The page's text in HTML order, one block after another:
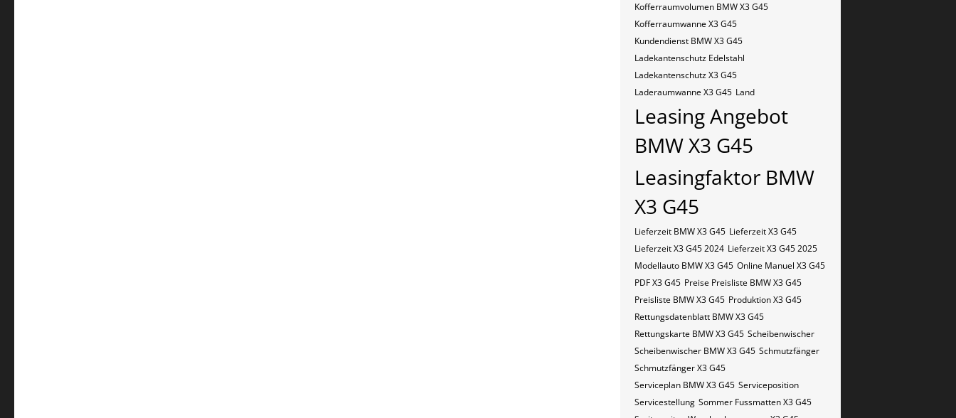
Kofferraumvolumen BMW X3 G45
Kofferraumwanne X3 G45
Kundendienst BMW X3 G45
Ladekantenschutz Edelstahl
Ladekantenschutz X3 G45
Laderaumwanne X3 G45 Land
Leasing Angebot
BMW X3 G45
Leasingfaktor BMW
X3 G45
Lieferzeit BMW X3 G45 Lieferzeit X3 G45
Lieferzeit X3 G45 2024 Lieferzeit X3 G45 2025
Modellauto BMW X3 G45 Online Manuel X3 G45
PDF X3 G45 Preise Preisliste BMW X3 G45
Preisliste BMW X3 G45 Produktion X3 G45
Rettungsdatenblatt BMW X3 G45
Rettungskarte BMW X3 G45 Scheibenwischer
Scheibenwischer BMW​ X3 G45 Schmutzfänger
Schmutzfänger X3 G45
Serviceplan BMW X3 G45 Serviceposition
Servicestellung Sommer Fussmatten X3 G45